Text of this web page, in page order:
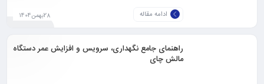
ادامه مقاله 28بهمن1404
راهنمای جامع نگهداری، سرویس و افزایش عمر دستگاه
مالش چای